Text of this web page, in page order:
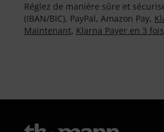
Réglez de manière sûre et
(IBAN/BIC), PayPal, Amazon Pay,
Maintenant, Klarna Payer en 3 fois